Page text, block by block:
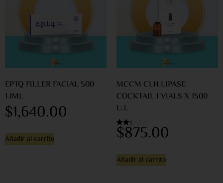
EPTQ FILLER FACIAL 500
1.1ML
$1,640.00
Añadir al carrito
MCCM CLH LIPASE
COCKTAIL 1 VIALS X 1500
U.I.
Valorado
en
$875.00
Añadir al carrito